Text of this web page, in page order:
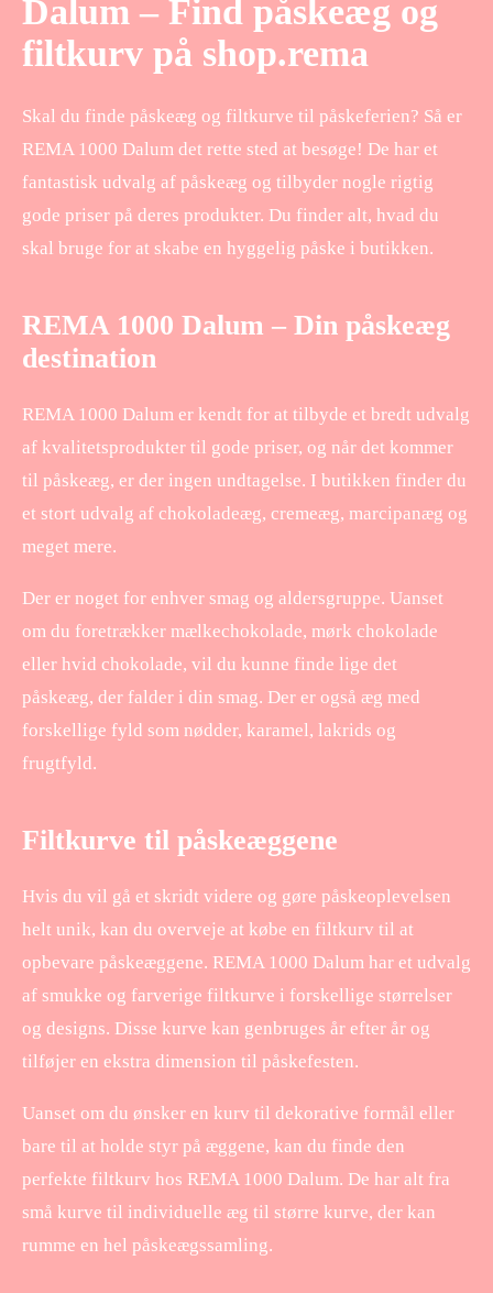
Dalum – Find påskeæg og
filtkurv på shop.rema
Skal du finde påskeæg og filtkurve til påskeferien? Så er
REMA 1000 Dalum det rette sted at besøge! De har et
fantastisk udvalg af påskeæg og tilbyder nogle rigtig
gode priser på deres produkter. Du finder alt, hvad du
skal bruge for at skabe en hyggelig påske i butikken.
REMA 1000 Dalum – Din påskeæg
destination
REMA 1000 Dalum er kendt for at tilbyde et bredt udvalg
af kvalitetsprodukter til gode priser, og når det kommer
til påskeæg, er der ingen undtagelse. I butikken finder du
et stort udvalg af chokoladeæg, cremeæg, marcipanæg og
meget mere.
Der er noget for enhver smag og aldersgruppe. Uanset
om du foretrækker mælkechokolade, mørk chokolade
eller hvid chokolade, vil du kunne finde lige det
påskeæg, der falder i din smag. Der er også æg med
forskellige fyld som nødder, karamel, lakrids og
frugtfyld.
Filtkurve til påskeæggene
Hvis du vil gå et skridt videre og gøre påskeoplevelsen
helt unik, kan du overveje at købe en filtkurv til at
opbevare påskeæggene. REMA 1000 Dalum har et udvalg
af smukke og farverige filtkurve i forskellige størrelser
og designs. Disse kurve kan genbruges år efter år og
tilføjer en ekstra dimension til påskefesten.
Uanset om du ønsker en kurv til dekorative formål eller
bare til at holde styr på æggene, kan du finde den
perfekte filtkurv hos REMA 1000 Dalum. De har alt fra
små kurve til individuelle æg til større kurve, der kan
rumme en hel påskeægssamling.